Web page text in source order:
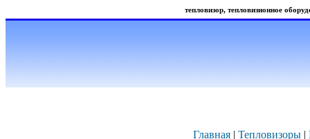
тепловизор, тепловизионное
Главная | Тепловизоры |